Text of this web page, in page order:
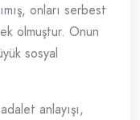
onları serbest
olmuştur. Onun
sosyal
anlayışı,